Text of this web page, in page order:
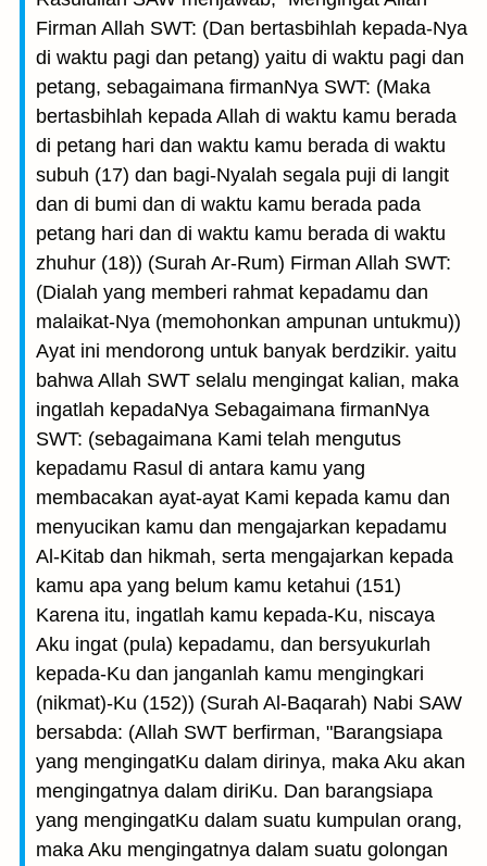
Firman Allah SWT: (Dan bertasbihlah kepada-Nya
di waktu pagi dan petang) yaitu di waktu pagi dan
petang, sebagaimana firmanNya SWT: (Maka
bertasbihlah kepada Allah di waktu kamu berada
di petang hari dan waktu kamu berada di waktu
subuh (17) dan bagi-Nyalah segala puji di langit
dan di bumi dan di waktu kamu berada pada
petang hari dan di waktu kamu berada di waktu
zhuhur (18)) (Surah Ar-Rum) Firman Allah SWT:
(Dialah yang memberi rahmat kepadamu dan
malaikat-Nya (memohonkan ampunan untukmu))
Ayat ini mendorong untuk banyak berdzikir. yaitu
bahwa Allah SWT selalu mengingat kalian, maka
ingatlah kepadaNya Sebagaimana firmanNya
SWT: (sebagaimana Kami telah mengutus
kepadamu Rasul di antara kamu yang
membacakan ayat-ayat Kami kepada kamu dan
menyucikan kamu dan mengajarkan kepadamu
Al-Kitab dan hikmah, serta mengajarkan kepada
kamu apa yang belum kamu ketahui (151)
Karena itu, ingatlah kamu kepada-Ku, niscaya
Aku ingat (pula) kepadamu, dan bersyukurlah
kepada-Ku dan janganlah kamu mengingkari
(nikmat)-Ku (152)) (Surah Al-Baqarah) Nabi SAW
bersabda: (Allah SWT berfirman, "Barangsiapa
yang mengingatKu dalam dirinya, maka Aku akan
mengingatnya dalam diriKu. Dan barangsiapa
yang mengingatKu dalam suatu kumpulan orang,
maka Aku mengingatnya dalam suatu golongan